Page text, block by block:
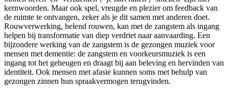
kernwoorden. Maar ook spel, vreugde en plezier om feedback van
de ruimte te ontvangen, zeker als je dit samen met anderen doet.
Rouwverwerking, helend rouwen, kan met de zangstem als ingang
helpen bij transformatie van diep verdriet naar aanvaarding. Een
bijzondere werking van de zangstem is de gezongen muziek voor
mensen met dementie: de zangstem en voorkeursmuziek is een
ingang tot het geheugen en draagt bij aan beleving en hervinden van
identiteit. Ook mensen met afasie kunnen soms met behulp van
gezongen zinnen hun spraakvermogen terugvinden.